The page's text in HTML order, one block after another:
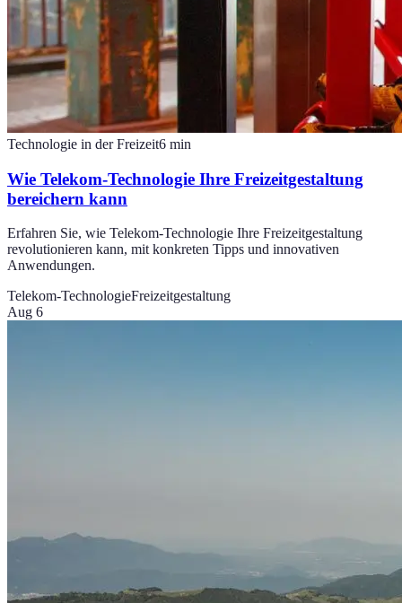
Technologie in der Freizeit6 min
Wie Telekom-Technologie Ihre Freizeitgestaltung
bereichern kann
Erfahren Sie, wie Telekom-Technologie Ihre Freizeitgestaltung
revolutionieren kann, mit konkreten Tipps und innovativen
Anwendungen.
Telekom-TechnologieFreizeitgestaltung
Aug 6